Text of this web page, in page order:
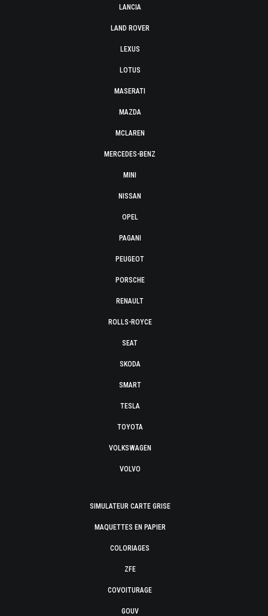
LANCIA
LAND ROVER
LEXUS
LOTUS
MASERATI
MAZDA
MCLAREN
MERCEDES-BENZ
MINI
NISSAN
OPEL
PAGANI
PEUGEOT
PORSCHE
RENAULT
ROLLS-ROYCE
SEAT
SKODA
SMART
TESLA
TOYOTA
VOLKSWAGEN
VOLVO
SIMULATEUR CARTE GRISE
MAQUETTES EN PAPIER
COLORIAGES
ZFE
COVOITURAGE
GOUV